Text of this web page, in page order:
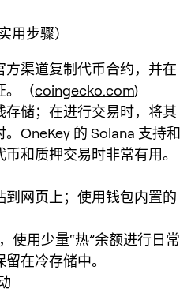
用步骤）
渠道复制代币合约，并在
。（coingecko.com)
储；在进行交易时，将其
OneKey 的 Solana 支持和
和质押交易时非常有用。
网页上；使用钱包内置的
使用少量“热”余额进行日常
在冷存储中。